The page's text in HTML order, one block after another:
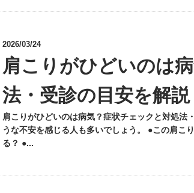
2026/03/24
肩こりがひどいのは
法・受診の目安を解説
肩こりがひどいのは病気？症状チェックと対処法
うな不安を感じる人も多いでしょう。 ●この肩こ
る？ ●...